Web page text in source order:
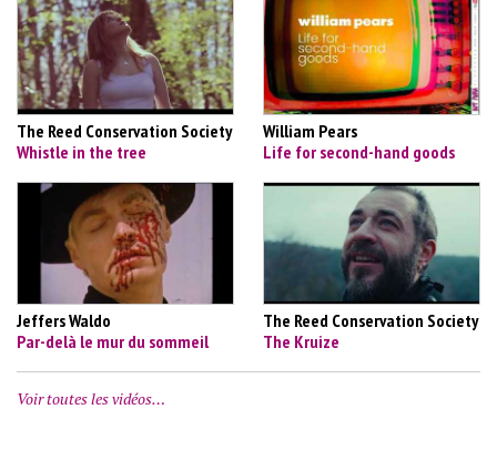
The Reed Conservation Society
Whistle in the tree
William Pears
Life for second-hand goods
Jeffers Waldo
Par-delà le mur du sommeil
The Reed Conservation Society
The Kruize
Voir toutes les vidéos…